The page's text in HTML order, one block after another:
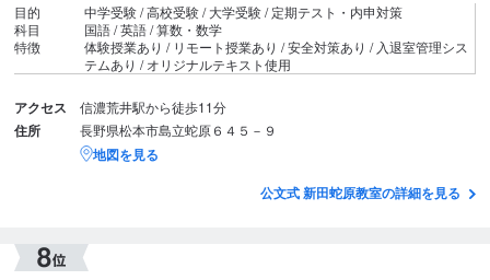
目的
中学受験 / 高校受験 / 大学受験 / 定期テスト・内申対策
科目
国語 / 英語 / 算数・数学
特徴
体験授業あり / リモート授業あり / 安全対策あり / 入退室管理シス
テムあり / オリジナルテキスト使用
アクセス 信濃荒井駅から徒歩11分
住所 長野県松本市島立蛇原６４５－９
地図を見る
公文式 新田蛇原教室の詳細を見る